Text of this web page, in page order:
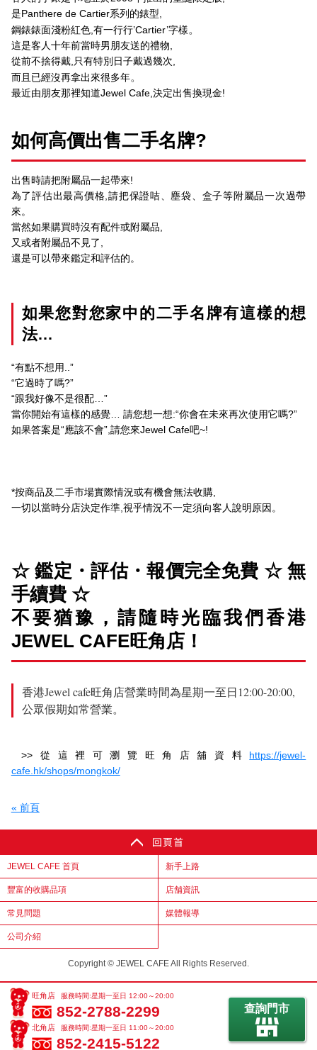
是Panthere de Cartier系列的錶型,
鋼錶錶面淺粉紅色,有一行行’Cartier’字樣。
這是客人十年前當時男朋友送的禮物,
從前不捨得戴,只有特別日子戴過幾次,
而且已經沒再拿出來很多年。
最近由朋友那裡知道Jewel Cafe,決定出售換現金!
如何高價出售二手名牌?
出售時請把附屬品一起帶來!
為了評估出最高價格,請把保證咭、塵袋、盒子等附屬品一次過帶
來。
當然如果購買時沒有配件或附屬品,
又或者附屬品不見了,
還是可以帶來鑑定和評估的。
如果您對您家中的二手名牌有這樣的想
法…
“有點不想用..”
“它過時了嗎?”
“跟我好像不是很配…”
當你開始有這樣的感覺… 請您想一想:“你會在未來再次使用它嗎?”
如果答案是“應該不會”,請您來Jewel Cafe吧~!
*按商品及二手市場實際情況或有機會無法收購,
一切以當時分店決定作準,視乎情況不一定須向客人說明原因。
☆ 鑑定・評估・報價完全免費 ☆ 無
手續費 ☆
不要猶豫，請隨時光臨我們香港
JEWEL CAFE旺角店！
香港Jewel cafe旺角店營業時間為星期一至日12:00-20:00,
公眾假期如常營業。
>>從這裡可瀏覽旺角店舖資料 https://jewel-
cafe.hk/shops/mongkok/
« 前頁
JEWEL CAFE 首頁 新手上路
豐富的收購品項 店舗資訊
常見問題 媒體報導
公司介紹
Copyright © JEWEL CAFE All Rights Reserved.
旺角店 服務時間:星期一至日 12:00～20:00
852-2788-2299
北角店 服務時間:星期一至日 11:00～20:00
852-2415-5122
查詢門市